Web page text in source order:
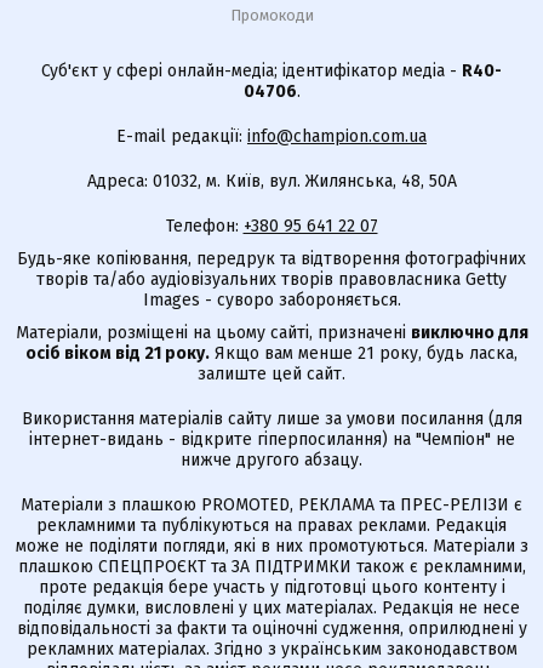
Промокоди
Суб'єкт у сфері онлайн-медіа; ідентифікатор медіа - R40-
04706.
E-mail редакції: info@champion.com.ua
Адреса: 01032, м. Київ, вул. Жилянська, 48, 50А
Телефон: +380 95 641 22 07
Будь-яке копіювання, передрук та відтворення фотографічних
творів та/або аудіовізуальних творів правовласника Getty
Images - суворо забороняється.
Матеріали, розміщені на цьому сайті, призначені виключно для
осіб віком від 21 року. Якщо вам менше 21 року, будь ласка,
залиште цей сайт.
Використання матеріалів сайту лише за умови посилання (для
інтернет-видань - відкрите гіперпосилання) на "Чемпіон" не
нижче другого абзацу.
Матеріали з плашкою PROMOTED, РЕКЛАМА та ПРЕС-РЕЛІЗИ є
рекламними та публікуються на правах реклами. Редакція
може не поділяти погляди, які в них промотуються. Матеріали з
плашкою СПЕЦПРОЄКТ та ЗА ПІДТРИМКИ також є рекламними,
проте редакція бере участь у підготовці цього контенту і
поділяє думки, висловлені у цих матеріалах. Редакція не несе
відповідальності за факти та оціночні судження, оприлюднені у
рекламних матеріалах. Згідно з українським законодавством